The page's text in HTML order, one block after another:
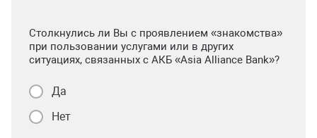
Столкнулись ли Вы с проявлением «знакомства»
при пользовании услугами или в других
ситуациях, связанных с АКБ «Asia Alliance Bank»?
Да
Нет